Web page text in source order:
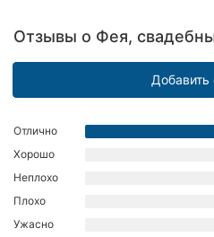
Кривой
Николаев
Полтава
Отзывы о Фея,
Добавить
Отлично
Хорошо
Неплохо
Плохо
Ужасно